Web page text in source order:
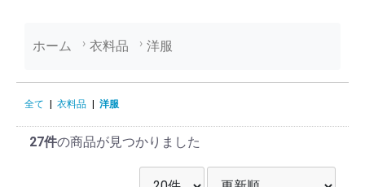
ホーム 衣料品 洋服
洋服の商品一覧
全て 衣料品 洋服
27件の商品が見つかりました
並び順を選択